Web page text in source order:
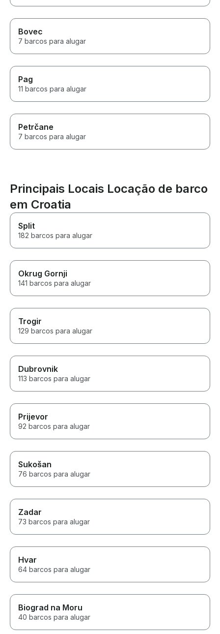
Bovec
7 barcos para alugar
Pag
11 barcos para alugar
Petrčane
7 barcos para alugar
Principais Locais Locação de barco
em Croatia
Split
182 barcos para alugar
Okrug Gornji
141 barcos para alugar
Trogir
129 barcos para alugar
Dubrovnik
113 barcos para alugar
Prijevor
92 barcos para alugar
Sukošan
76 barcos para alugar
Zadar
73 barcos para alugar
Hvar
64 barcos para alugar
Biograd na Moru
40 barcos para alugar